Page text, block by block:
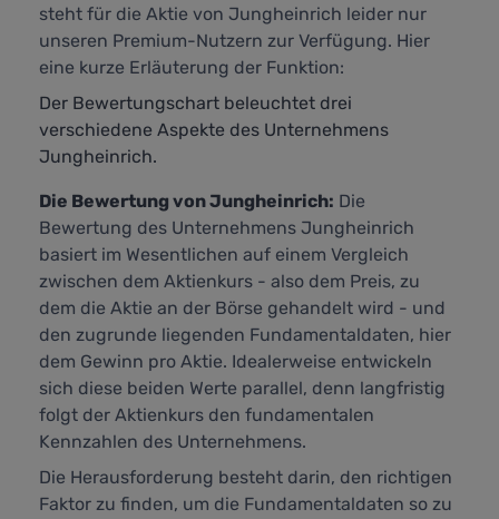
steht für die Aktie von Jungheinrich leider nur
unseren Premium-Nutzern zur Verfügung. Hier
eine kurze Erläuterung der Funktion:
Der Bewertungschart beleuchtet drei
verschiedene Aspekte des Unternehmens
Jungheinrich.
Die Bewertung von Jungheinrich: Die
Bewertung des Unternehmens Jungheinrich
basiert im Wesentlichen auf einem Vergleich
zwischen dem Aktienkurs - also dem Preis, zu
dem die Aktie an der Börse gehandelt wird - und
den zugrunde liegenden Fundamentaldaten, hier
dem Gewinn pro Aktie. Idealerweise entwickeln
sich diese beiden Werte parallel, denn langfristig
folgt der Aktienkurs den fundamentalen
Kennzahlen des Unternehmens.
Die Herausforderung besteht darin, den richtigen
Faktor zu finden, um die Fundamentaldaten so zu